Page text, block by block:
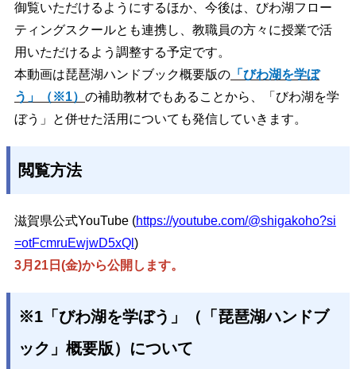
御覧いただけるようにするほか、今後は、びわ湖フロー
ティングスクールとも連携し、教職員の方々に授業で活
用いただけるよう調整する予定です。
本動画は琵琶湖ハンドブック概要版の 「びわ湖を学ぼ
う」（※1） の補助教材でもあることから、「びわ湖を学
ぼう」と併せた活用についても発信していきます。
閲覧方法
滋賀県公式YouTube (https://youtube.com/@shigakoho?si
=otFcmruEwjwD5xQl )
3月21日(金)から公開します。
※1「びわ湖を学ぼう」（「琵琶湖ハンドブ
ック」概要版）について